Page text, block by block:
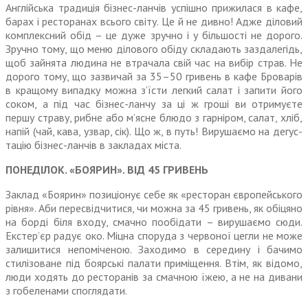
Англійська традиція бізнес-лан­чів успішно прижилася в кафе,
барах і ресторанах всього світу. Це й не дивно! Адже діловий
комплексний обід – це дуже зручно і у більшості не дорого.
Зручно тому, що меню ділового обіду складають заздалегідь,
щоб зайнята людина не втрачала свій час на вибір страв. Не
дорого тому, що зазвичай за 35–50 гри­вень в кафе Броварів
в кращому випадку можна з’їсти легкий салат і запити його
соком, а під час бізнес-ланчу за ці ж гроші ви отри­муєте
першу страву, рибне або м’ясне блюдо з гарніром, салат, хліб,
напій (чай, кава, узвар, сік). Що ж, в путь! Вирушаємо на дегус­
тацію бізнес-ланчів в закладах міста.
ПОНЕДІЛОК. «БОЯРИН». ВІД 45 ГРИВЕНЬ
Заклад «Боярин» позиціонує себе як «ресторан європейського
рівня». Аби пересвідчитися, чи можна за 45 гривень, як обіцяно
на борді біля входу, смачно пообідати – вирушаємо сюди.
Екстер’єр радує око. Міцна спо­руда з червоної цегли не може
залишитися непоміченою. Заходимо в середину і бачимо
стилізоване під боярські палати приміщення. Втім, як відомо,
люди ходять до ресторанів за смачною їжею, а не на дивани
з гобеленами споглядати.